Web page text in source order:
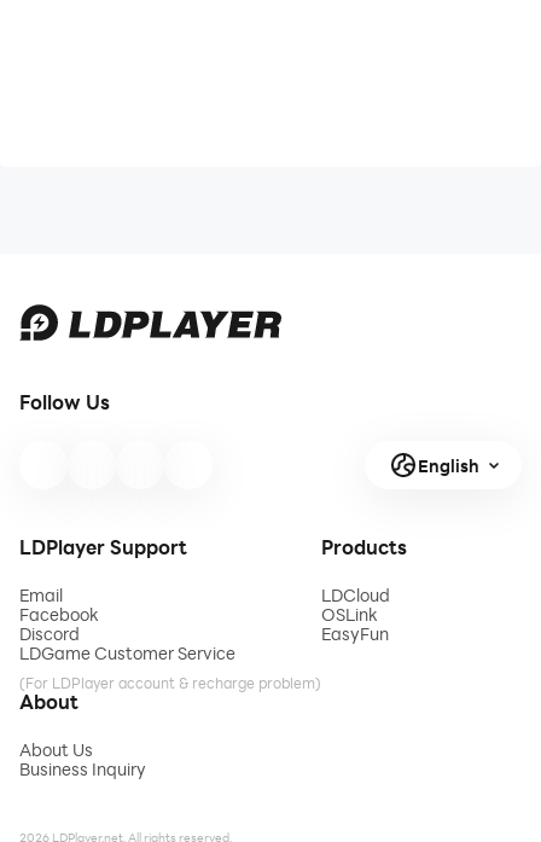
Follow Us
English
LDPlayer Support
Email
Facebook
Discord
LDGame Customer Service
(For LDPlayer account & recharge problem)
Products
LDCloud
OSLink
EasyFun
About
About Us
Business Inquiry
2026 LDPlayer.net. All rights reserved.